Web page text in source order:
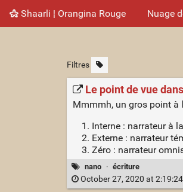
Shaarli ¦ Orangina Rouge Nuage
Filtres
Le point de vue
Mmmmh, un gros point à
Interne : narrateur à
Externe : narrateur
Zéro : narrateur
nano · écriture
October 27, 2020 at 2:19:24